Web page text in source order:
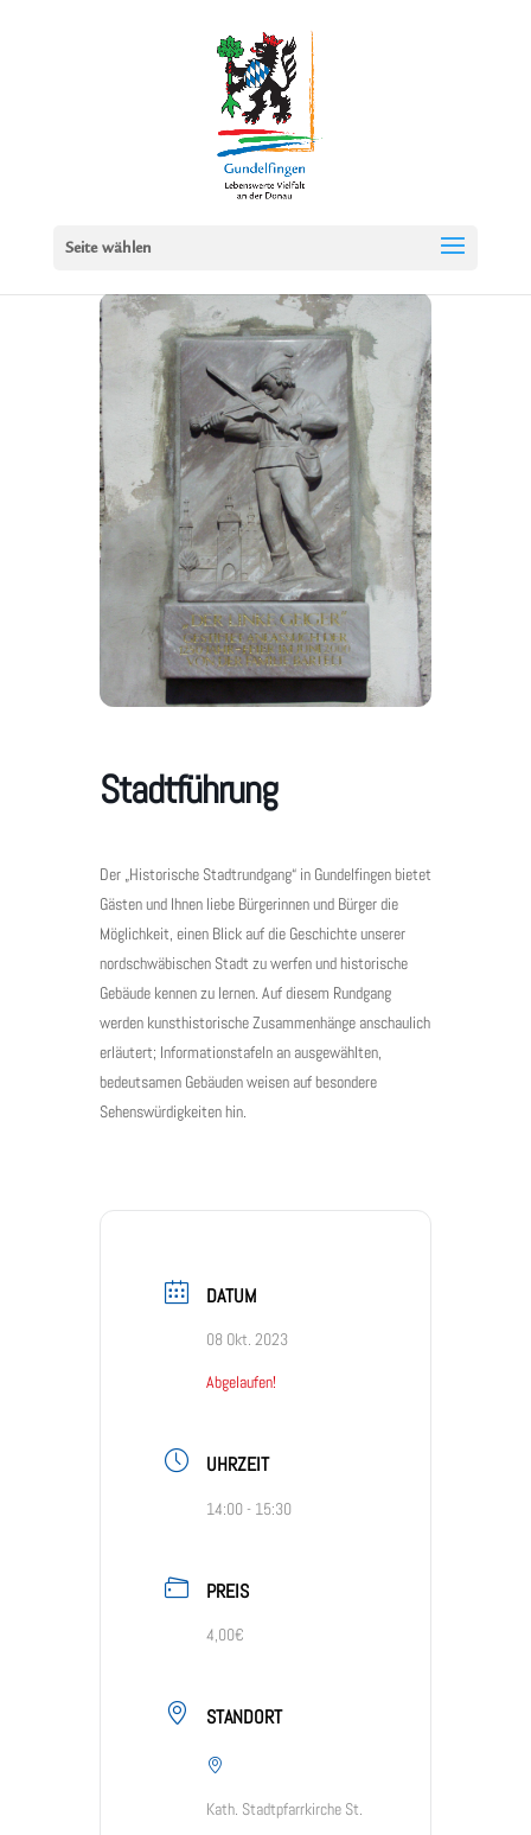
Seite wählen
Stadtführung
Der „Historische Stadtrundgang“ in Gundelfingen bietet
Gästen und Ihnen liebe Bürgerinnen und Bürger die
Möglichkeit, einen Blick auf die Geschichte unserer
nordschwäbischen Stadt zu werfen und historische
Gebäude kennen zu lernen. Auf diesem Rundgang
werden kunsthistorische Zusammenhänge anschaulich
erläutert; Informationstafeln an ausgewählten,
bedeutsamen Gebäuden weisen auf besondere
Sehenswürdigkeiten hin.
DATUM
08 Okt. 2023
Abgelaufen!
UHRZEIT
14:00 - 15:30
PREIS
4,00€
STANDORT
Kath. Stadtpfarrkirche St.